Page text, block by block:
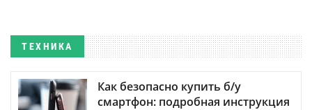
ТЕХНИКА
Как безопасно купить б/у
смартфон: подробная инструкция